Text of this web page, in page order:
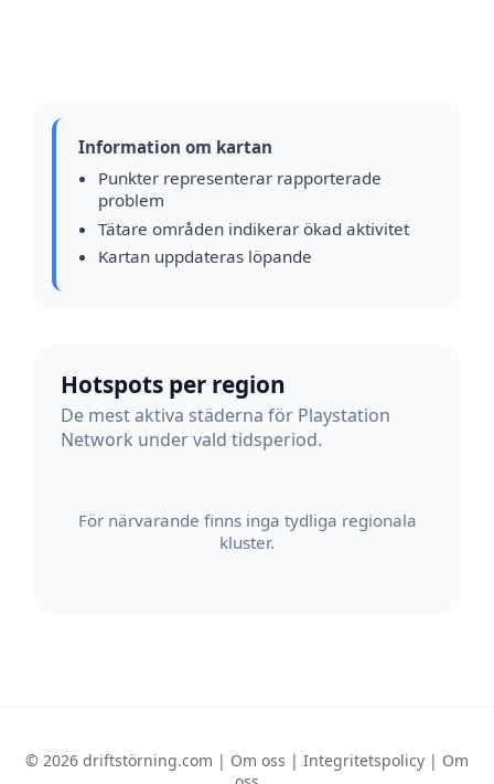
Information om kartan
Punkter representerar rapporterade
problem
Tätare områden indikerar ökad aktivitet
Kartan uppdateras löpande
Hotspots per region
De mest aktiva städerna för Playstation
Network under vald tidsperiod.
För närvarande finns inga tydliga regionala
kluster.
© 2026 driftstörning.com | Om oss | Integritetspolicy | Om